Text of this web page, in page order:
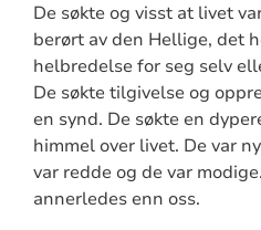
De søkte og visst at livet
berørt av den Hellige, det
helbredelse for seg selv
De søkte tilgivelse og
en synd. De søkte en
himmel over livet. De var
var redde og de var
annerledes enn oss.